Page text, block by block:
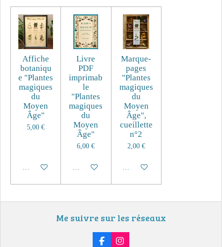
Affiche
botaniqu
e "Plantes
magiques
du
Moyen
Âge"
5,00 €
Ajouter au panier
Livre
PDF
imprimab
le
"Plantes
magiques
du
Moyen
Âge"
6,00 €
Ajouter au panier
Marque-
pages
"Plantes
magiques
du
Moyen
Âge",
cueillette
n°2
2,00 €
Ajouter au panier
Me suivre sur les réseaux
F I